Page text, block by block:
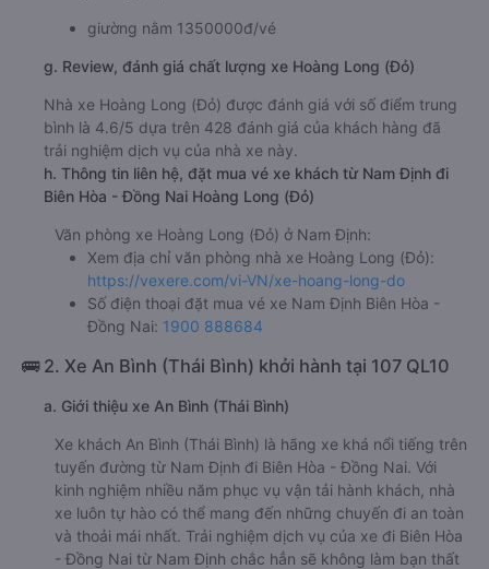
giường nằm 1350000đ/vé
g. Review, đánh giá chất lượng xe Hoàng Long (Đỏ)
Nhà xe Hoàng Long (Đỏ) được đánh giá với số điểm trung
bình là 4.6/5 dựa trên 428 đánh giá của khách hàng đã
trải nghiệm dịch vụ của nhà xe này.
h. Thông tin liên hệ, đặt mua vé xe khách từ Nam Định đi
Biên Hòa - Đồng Nai Hoàng Long (Đỏ)
Văn phòng xe Hoàng Long (Đỏ) ở Nam Định:
Xem địa chỉ văn phòng nhà xe Hoàng Long (Đỏ):
https://vexere.com/vi-VN/xe-hoang-long-do
Số điện thoại đặt mua vé xe Nam Định Biên Hòa -
Đồng Nai: 1900 888684
🚌 2. Xe An Bình (Thái Bình) khởi hành tại 107 QL10
a. Giới thiệu xe An Bình (Thái Bình)
Xe khách An Bình (Thái Bình) là hãng xe khá nổi tiếng trên
tuyến đường từ Nam Định đi Biên Hòa - Đồng Nai. Với
kinh nghiệm nhiều năm phục vụ vận tải hành khách, nhà
xe luôn tự hào có thể mang đến những chuyến đi an toàn
và thoải mái nhất. Trải nghiệm dịch vụ của xe đi Biên Hòa
- Đồng Nai từ Nam Định chắc hẳn sẽ không làm bạn thất